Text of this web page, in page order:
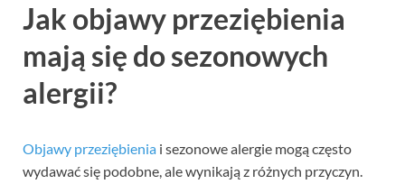
Jak objawy przeziębienia
mają się do sezonowych
alergii?
Objawy przeziębienia i sezonowe alergie mogą często
wydawać się podobne, ale wynikają z różnych przyczyn.